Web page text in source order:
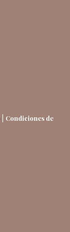
| Condiciones de